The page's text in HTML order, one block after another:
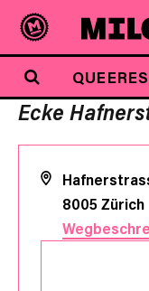
Ecke
Adresse
8005 Zürich